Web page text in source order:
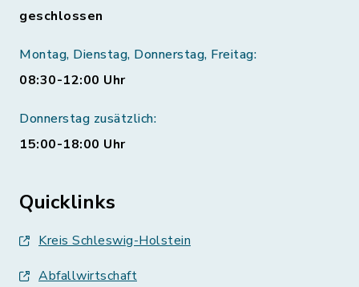
geschlossen
Montag, Dienstag, Donnerstag, Freitag:
08:30-12:00 Uhr
Donnerstag zusätzlich:
15:00-18:00 Uhr
Quicklinks
Kreis Schleswig-Holstein
Abfallwirtschaft